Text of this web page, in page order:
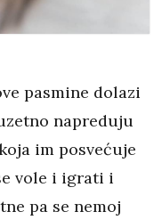
pasmine dolazi
napreduju
im posvećuje
vole i igrati i
pa se nemoj